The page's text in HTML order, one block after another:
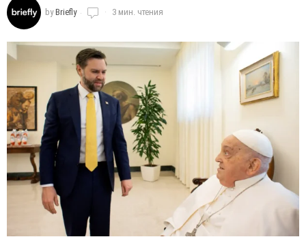
byBriefly 3 мин. чтения